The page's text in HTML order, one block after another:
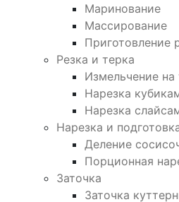
Маринование
Массирование
Приготовление
Резка и терка
Измельчение на
Нарезка
Нарезка
Нарезка и
Деление
Порционная
Заточка
Заточка